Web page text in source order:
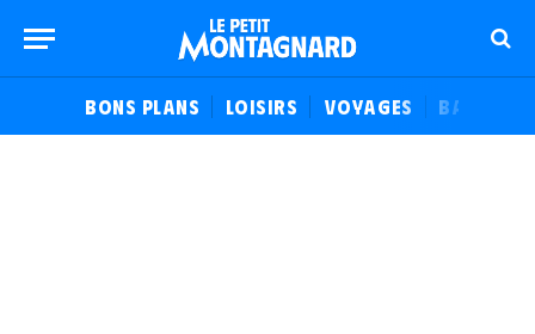
BONS PLANS LOISIRS VOYAGES BALADES